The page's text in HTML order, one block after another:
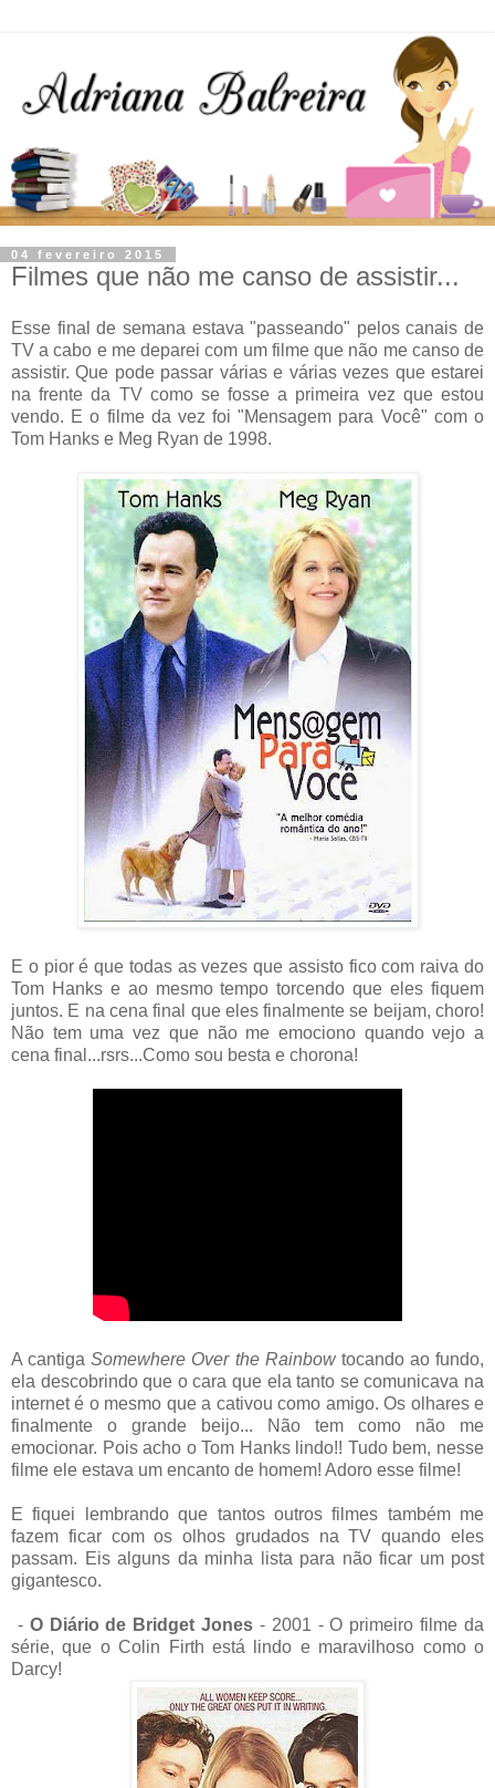
04 fevereiro 2015
Filmes que não me canso de assistir...
Esse final de semana estava "passeando" pelos canais de
TV a cabo e me deparei com um filme que não me canso de
assistir. Que pode passar várias e várias vezes que estarei
na frente da TV como se fosse a primeira vez que estou
vendo. E o filme da vez foi "Mensagem para Você" com o
Tom Hanks e Meg Ryan de 1998.
E o pior é que todas as vezes que assisto fico com raiva do
Tom Hanks e ao mesmo tempo torcendo que eles fiquem
juntos. E na cena final que eles finalmente se beijam, choro!
Não tem uma vez que não me emociono quando vejo a
cena final...rsrs...Como sou besta e chorona!
A cantigaSomewhere Over the Rainbowtocando ao fundo,
ela descobrindo que o cara que ela tanto se comunicava na
internet é o mesmo que a cativou como amigo. Os olhares e
finalmente o grande beijo... Não tem como não me
emocionar. Pois acho o Tom Hanks lindo!! Tudo bem, nesse
filme ele estava um encanto de homem! Adoro esse filme!
E fiquei lembrando que tantos outros filmes também me
fazem ficar com os olhos grudados na TV quando eles
passam. Eis alguns da minha lista para não ficar um post
gigantesco.
- O Diário de Bridget Jones - 2001 - O primeiro filme da
série, que o Colin Firth está lindo e maravilhoso como o
Darcy!